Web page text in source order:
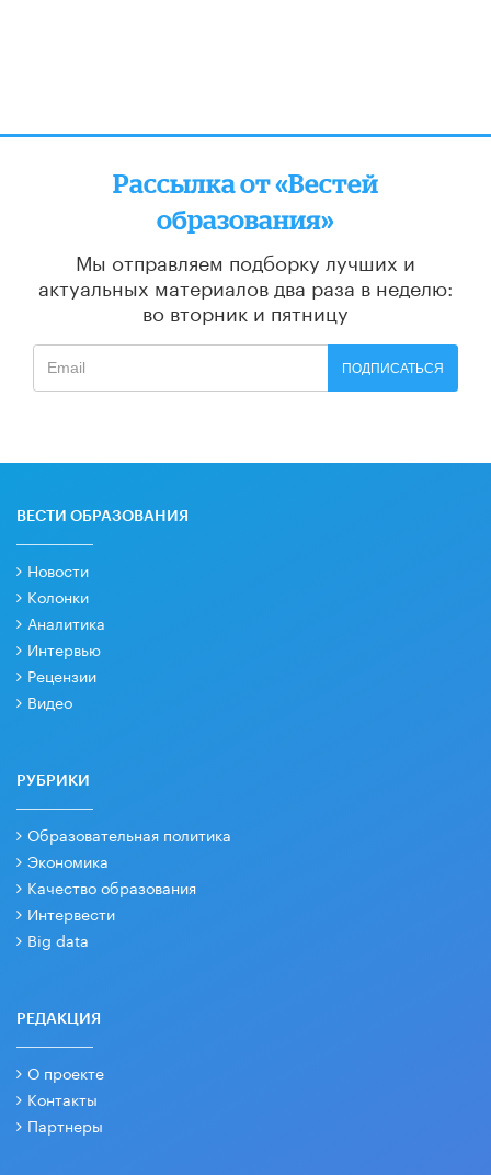
Рассылка от «Вестей
образования»
Мы отправляем подборку лучших и
актуальных материалов два раза в неделю:
во вторник и пятницу
ПОДПИСАТЬСЯ
ВЕСТИ ОБРАЗОВАНИЯ
Новости
Колонки
Аналитика
Интервью
Рецензии
Видео
РУБРИКИ
Образовательная политика
Экономика
Качество образования
Интервести
Big data
РЕДАКЦИЯ
О проекте
Контакты
Партнеры